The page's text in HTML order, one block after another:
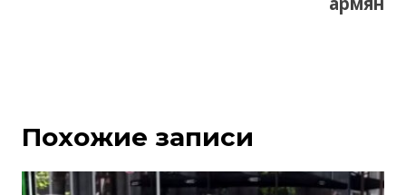
Похожие записи